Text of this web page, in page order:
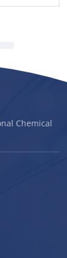
Chemical